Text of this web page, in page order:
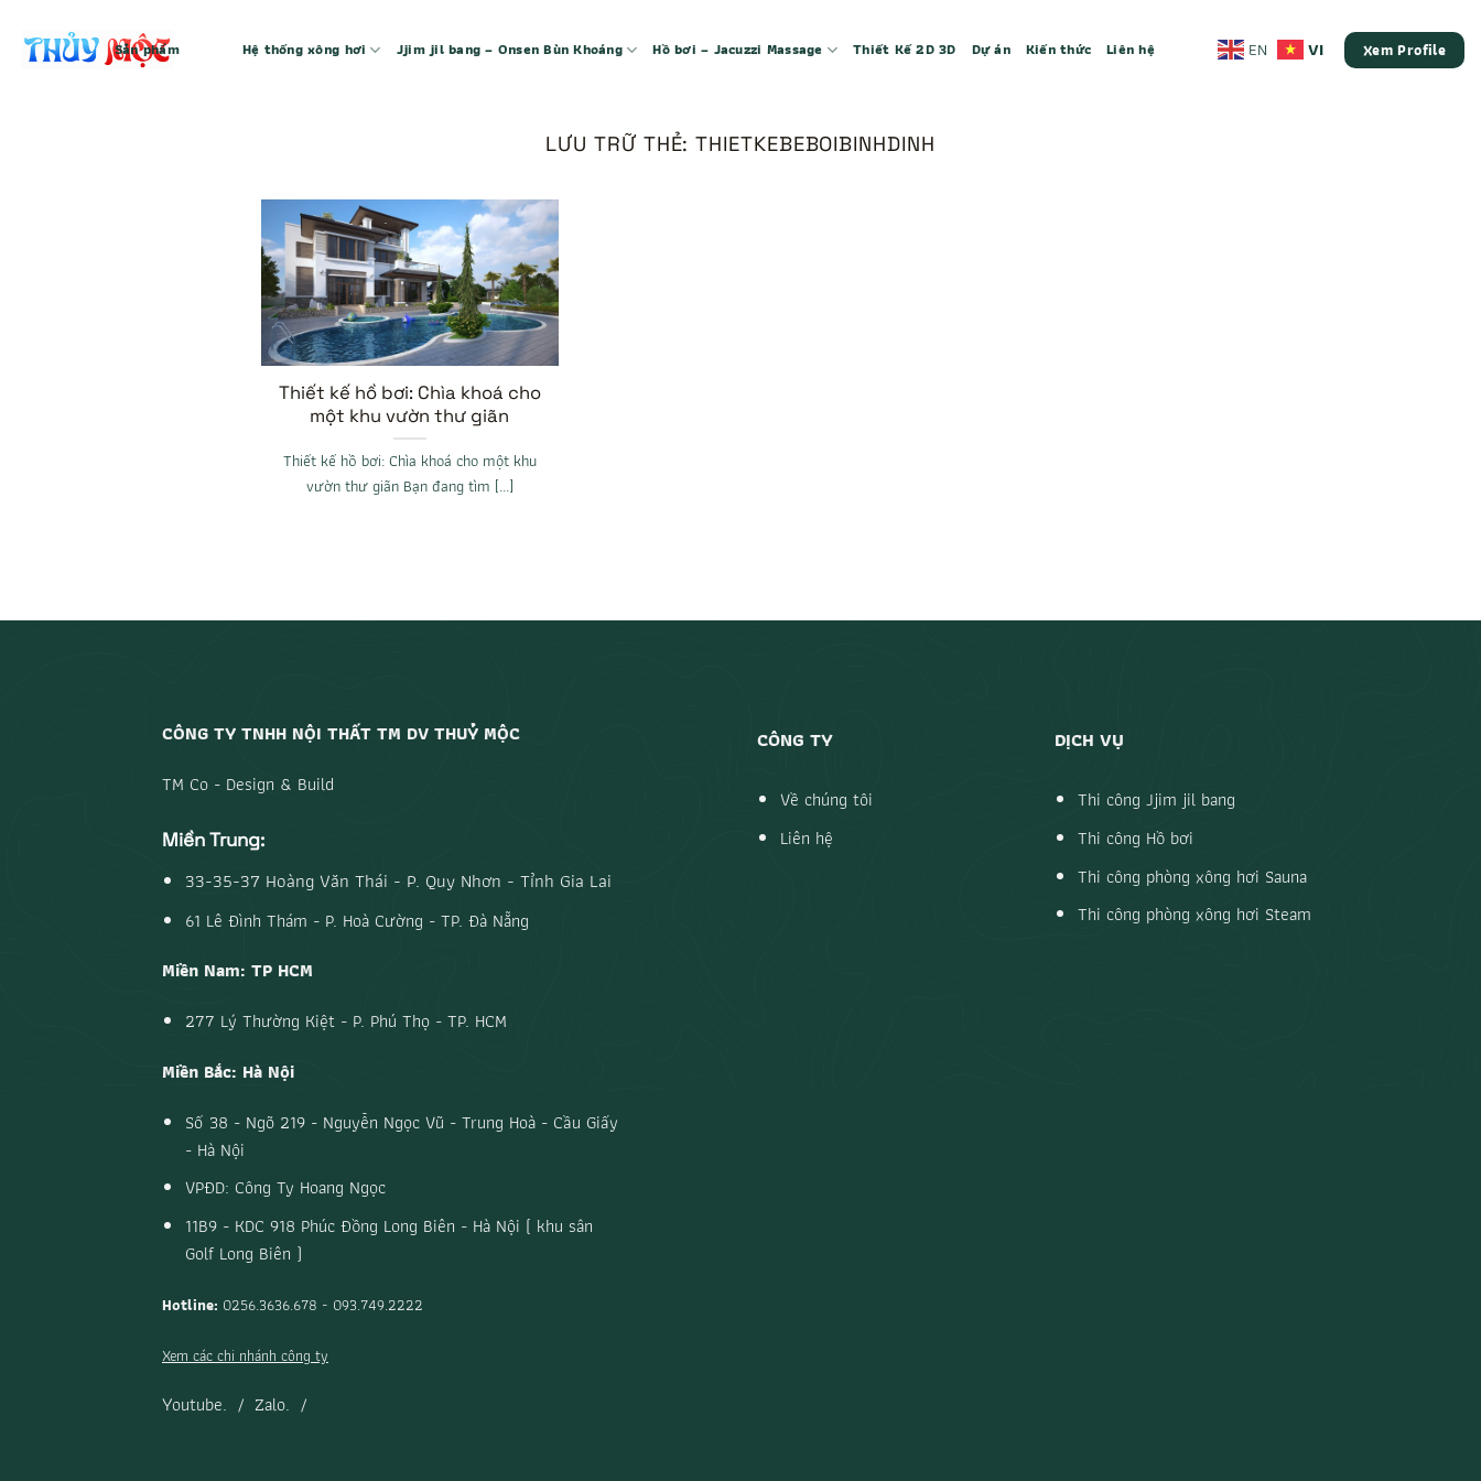
Sản phẩm Hệ thống xông hơi Jjim jil bang – Onsen Bùn Khoáng Hồ bơi – Jacuzzi Massage Thiết Kế 2D 3D Dự án Kiến thức Liên hệ EN VI Xem Profile
LƯU TRỮ THẺ:THIETKEBEBOIBINHDINH
Thiết kế hồ bơi: Chìa khoá cho
một khu vườn thư giãn
Thiết kế hồ bơi: Chìa khoá cho một khu
vườn thư giãn Bạn đang tìm [...]
CÔNG TY TNHH NỘI THẤT TM DV THUỶ MỘC
TM Co - Design & Build
Miền Trung:
33-35-37 Hoàng Văn Thái - P. Quy Nhơn - Tỉnh Gia Lai
61 Lê Đình Thám - P. Hoà Cường - TP. Đà Nẵng
Miền Nam: TP HCM
277 Lý Thường Kiệt - P. Phú Thọ - TP. HCM
Miền Bắc: Hà Nội
Số 38 - Ngõ 219 - Nguyễn Ngọc Vũ - Trung Hoà - Cầu Giấy
- Hà Nội
VPĐD: Công Ty Hoang Ngọc
11B9 - KDC 918 Phúc Đồng Long Biên - Hà Nội ( khu sân
Golf Long Biên )
Hotline: 0256.3636.678 - 093.749.2222
Xem các chi nhánh công ty
Youtube. / Zalo. /
CÔNG TY
Về chúng tôi
Liên hệ
DỊCH VỤ
Thi công Jjim jil bang
Thi công Hồ bơi
Thi công phòng xông hơi Sauna
Thi công phòng xông hơi Steam